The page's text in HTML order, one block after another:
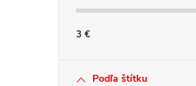
3 €
Podľa štítku